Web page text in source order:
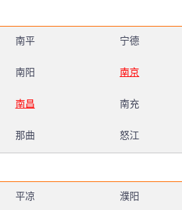
南平 宁德
南阳 南京
南昌 南充
那曲 怒江
平凉 濮阳